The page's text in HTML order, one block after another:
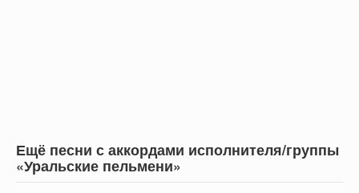
Ещё песни с аккордами исполнителя/группы
«Уральские пельмени»